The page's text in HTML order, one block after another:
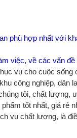
phù hợp nhất với
việc, về các vấn
vụ cho cuộc sống
công nghiệp, dân
tôi, chất lượng,
tốt nhất, giá rẻ
vụ chất lượng, là